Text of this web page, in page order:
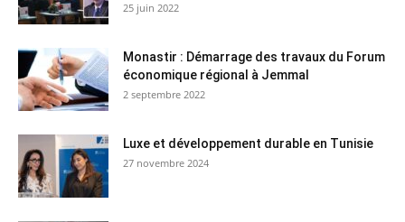
25 juin 2022
Monastir : Démarrage des travaux du Forum
économique régional à Jemmal
2 septembre 2022
Luxe et développement durable en Tunisie
27 novembre 2024